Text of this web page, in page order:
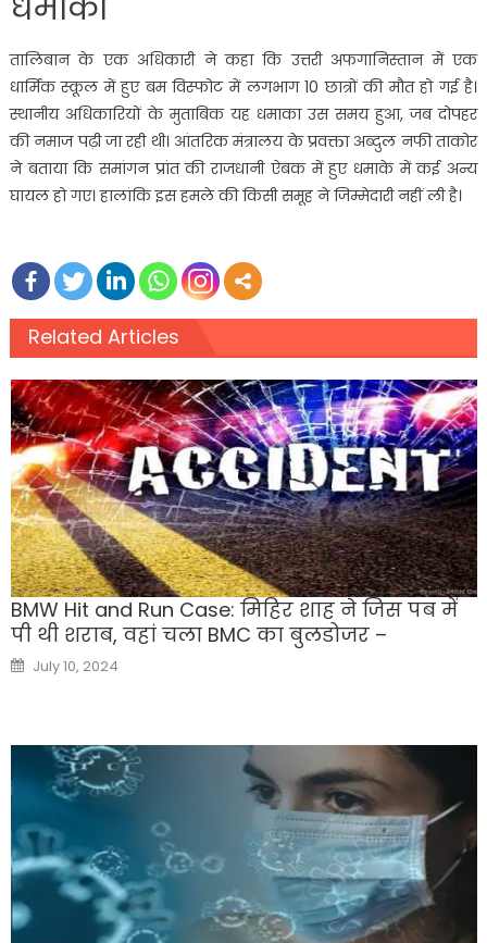
तालिबान के एक अधिकारी ने कहा कि उत्तरी अफगानिस्तान में एक
धार्मिक स्कूल में हुए बम विस्फोट में लगभाग 10 छात्रों की मौत हो गई है।
स्थानीय अधिकारियों के मुताबिक यह धमाका उस समय हुआ, जब दोपहर
की नमाज पढ़ी जा रही थी। आंतरिक मंत्रालय के प्रवक्ता अब्दुल नफी ताकोर
ने बताया कि समांगन प्रांत की राजधानी ऐबक में हुए धमाके में कई अन्य
घायल हो गए। हालांकि इस हमले की किसी समूह ने जिम्मेदारी नहीं ली है।
Related Articles
BMW Hit and Run Case: मिहिर शाह ने जिस पब में
पी थी शराब, वहां चला BMC का बुलडोजर –
Posted
on
July 10, 2024